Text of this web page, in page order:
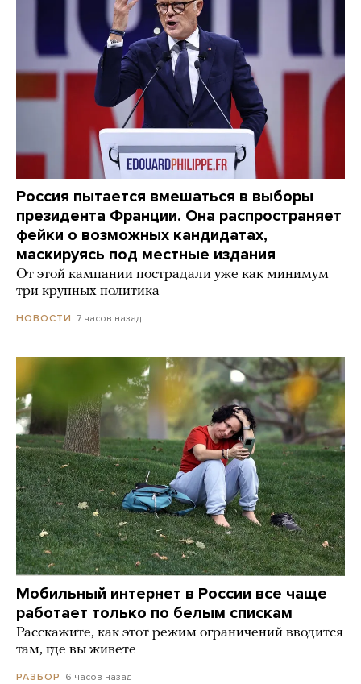
Россия пытается вмешаться в выборы
президента Франции. Она распространяет
фейки о возможных кандидатах,
маскируясь под местные издания
От этой кампании пострадали уже как минимум
три крупных политика
НОВОСТИ 7 часов назад
Мобильный интернет в России все чаще
работает только по белым спискам
Расскажите, как этот режим ограничений вводится
там, где вы живете
РАЗБОР 6 часов назад